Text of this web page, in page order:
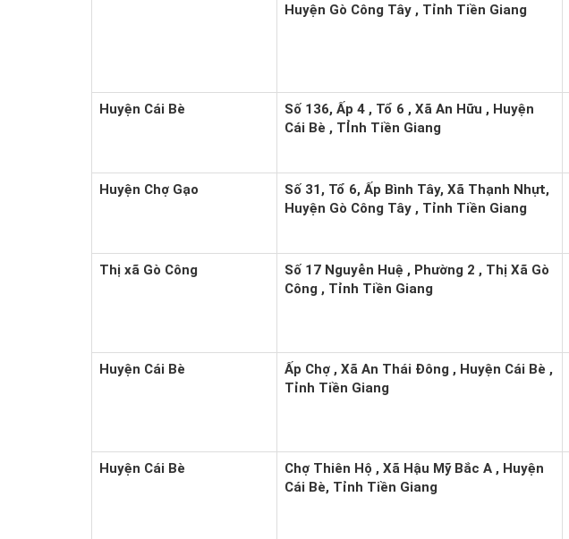
Huyện Gò Công Tây , Tỉnh Tiền Giang
Huyện Cái Bè
Số 136, Ấp 4 , Tổ 6 , Xã An Hữu , Huyện
Cái Bè , TỈnh Tiền Giang
Huyện Chợ Gạo
Số 31, Tổ 6, Ấp Bình Tây, Xã Thạnh Nhựt,
Huyện Gò Công Tây , Tỉnh Tiền Giang
Thị xã Gò Công
Số 17 Nguyễn Huệ , Phường 2 , Thị Xã Gò
Công , Tỉnh Tiền Giang
Huyện Cái Bè
Ấp Chợ , Xã An Thái Đông , Huyện Cái Bè ,
Tỉnh Tiền Giang
Huyện Cái Bè
Chợ Thiên Hộ , Xã Hậu Mỹ Bắc A , Huyện
Cái Bè, Tỉnh Tiền Giang